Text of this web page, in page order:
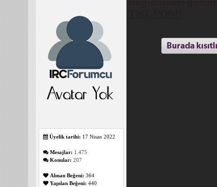
Üyelik tarihi: 17 Nisan 2022
Mesajlar: 1.475
Konular: 207
Alınan Beğeni: 364
Yapılan Beğeni: 440
TIKLAYIN!]